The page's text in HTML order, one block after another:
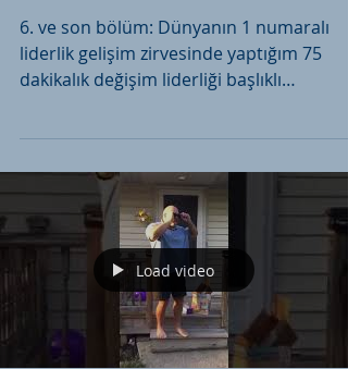
6. ve son bölüm: Dünyanın 1 numaralı
liderlik gelişim zirvesinde yaptığım 75
dakikalık değişim liderliği başlıklı
Load video